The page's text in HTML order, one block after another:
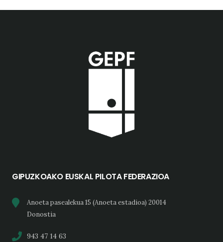
GIPUZKOAKO EUSKAL PILOTA FEDERAZIOA
Anoeta pasealekua 15 (Anoeta estadioa) 20014
Donostia
943 47 14 63